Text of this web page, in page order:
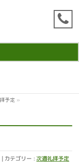
予定 »
カテゴリー :次週礼拝予定